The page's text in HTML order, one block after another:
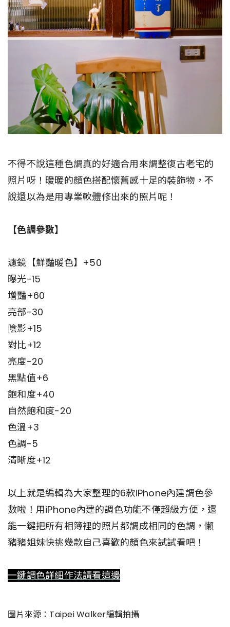
不得不說這種色調真的好適合用來調整復古老宅的
照片呀！暖暖的顏色搭配懷舊感十足的裝飾物，不
說還以為是用專業軟體修出來的照片呢！
【色調參數】
濾鏡【鮮豔暖色】+50
曝光-15
增豔+60
亮部-30
陰影+15
對比+12
亮度-20
黑點值+6
飽和度+40
自然飽和度-20
色溫+3
色調-5
清晰度+12
以上就是編輯為大家整理的6款iPhone內建調色參
數啦！用iPhone內建的調色功能不僅超級方便，還
能一鍵把所有相簿裡的照片都調成相同的色調，懶
豬豬姐妹快挑幾款自己喜歡的顏色來試試看吧！
一鍵調色詳細作法請看這邊
圖片來源：Taipei Walker編輯拍攝